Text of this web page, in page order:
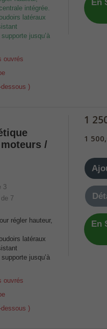
intégrée.
latéraux
jusqu’à
ouvrés
)
En
moteurs /
régler hauteur,
latéraux
jusqu’à
ouvrés
)
1
1
En